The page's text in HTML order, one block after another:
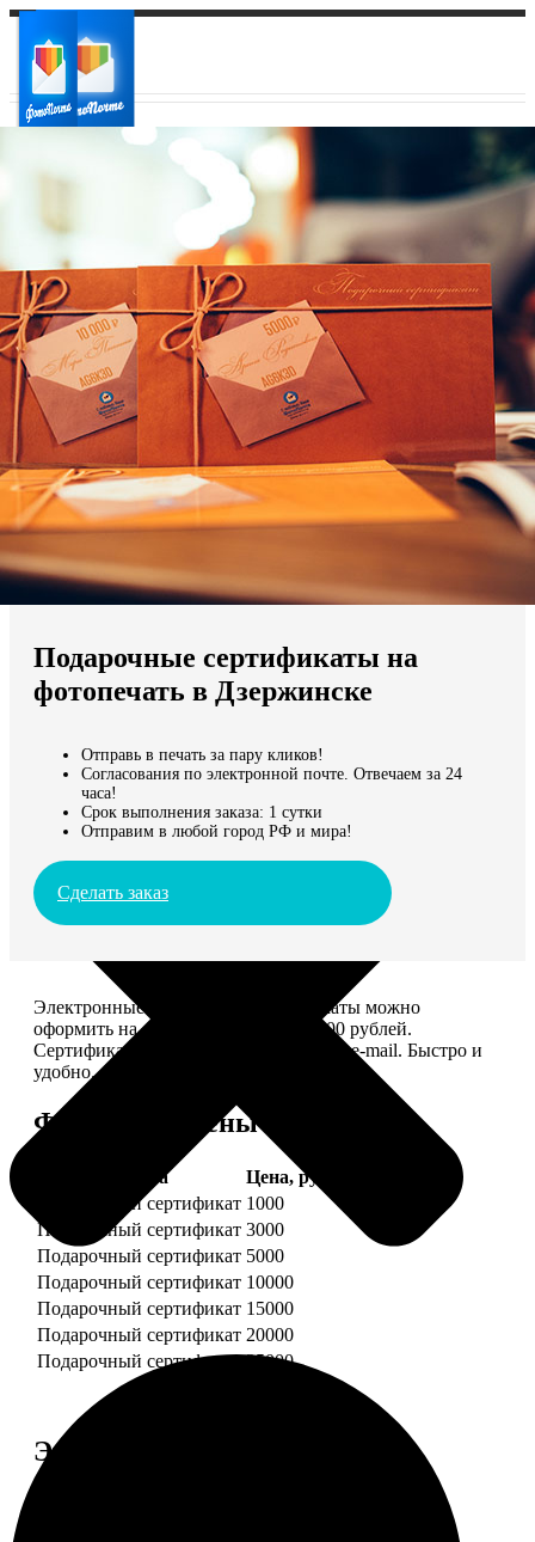
Ваш регион доставки
Выберите из списка:
Мы доставляем по всему миру
Продолжить без города
Подарочные сертификаты на
фотопечать в Дзержинске
Отправь в печать за пару кликов!
Согласования по электронной почте. Отвечаем за 24
часа!
Срок выполнения заказа: 1 сутки
Отправим в любой город РФ и мира!
Сделать заказ
Электронные подарочные сертификаты можно
оформить на сумму от 1 000 до 25 000 рублей.
Сертификат вы сможете отправить по e-mail. Быстро и
удобно.
Форматы и цены
Услуга
Цена, руб.
Подарочный сертификат 1000
Подарочный сертификат 3000
Подарочный сертификат 5000
Подарочный сертификат 10000
Подарочный сертификат 15000
Подарочный сертификат 20000
Подарочный сертификат 25000
Этапы работы